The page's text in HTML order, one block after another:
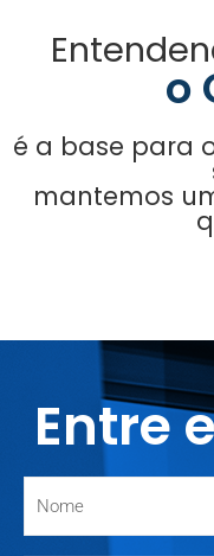
o
é a base para
mantemos
Entre